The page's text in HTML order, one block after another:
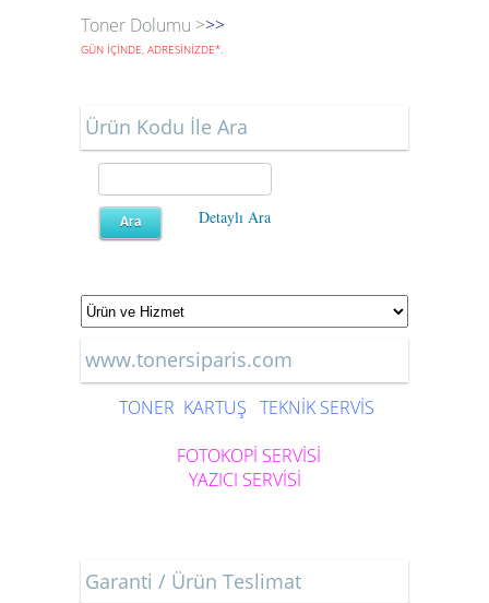
Toner Dolumu >>>
GÜN İÇİNDE, ADRESİNİZDE*.
Ürün Kodu İle Ara
Detaylı Ara
www.tonersiparis.com
TONER KARTUŞ TEKNİK SERVİS
FOTOKOPİ SERVİSİ
YAZICI SERVİSİ
Garanti / Ürün Teslimat